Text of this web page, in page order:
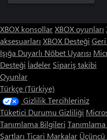
XBOX konsollarXBOX oyunları
aksesuarları XBOX Desteği
Işığa Duyarlı Nöbet Uyarısı
Desteği İadeler Sipariş takibi
Oyunlar
Türkçe (Türkiye)
Gizlilik Tercihleriniz
Tüketici Durumu Gizliliği
Tanımlama Bilgileri
Şartları Ticari Markalar